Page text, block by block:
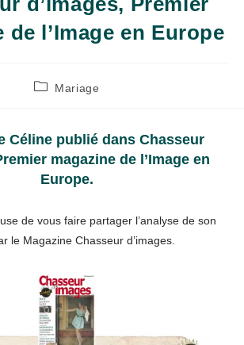
de l’Image en Europe
PostMariage
Céline publié dans Chasseur
magazine de l’Image en
Europe.
de vous faire partager l’analyse de son
le Magazine Chasseur d’images.